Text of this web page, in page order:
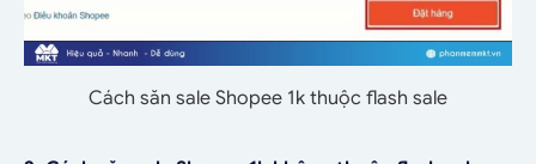
Cách săn sale Shopee 1k thuộc flash sale